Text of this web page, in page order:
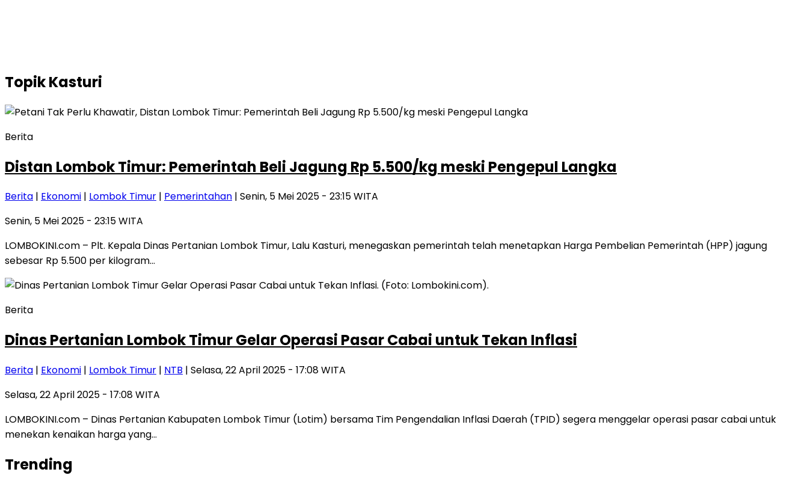
TopikKasturi
Berita
Distan Lombok Timur: Pemerintah Beli Jagung Rp 5.500/kg meski Pengepul Langka
Berita | Ekonomi | Lombok Timur | Pemerintahan | Senin, 5 Mei 2025 - 23:15 WITA
Senin, 5 Mei 2025 - 23:15 WITA
LOMBOKINI.com – Plt. Kepala Dinas Pertanian Lombok Timur, Lalu Kasturi, menegaskan pemerintah telah menetapkan Harga Pembelian Pemerintah (HPP) jagung
sebesar Rp 5.500 per kilogram…
Berita
Dinas Pertanian Lombok Timur Gelar Operasi Pasar Cabai untuk Tekan Inflasi
Berita | Ekonomi | Lombok Timur | NTB | Selasa, 22 April 2025 - 17:08 WITA
Selasa, 22 April 2025 - 17:08 WITA
LOMBOKINI.com – Dinas Pertanian Kabupaten Lombok Timur (Lotim) bersama Tim Pengendalian Inflasi Daerah (TPID) segera menggelar operasi pasar cabai untuk
menekan kenaikan harga yang…
Trending